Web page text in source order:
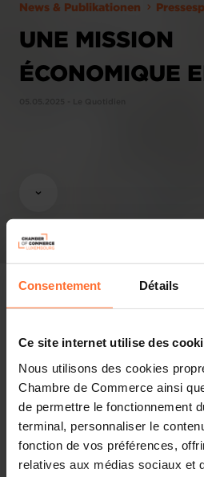
Consentement Détails
Ce site internet utilise des
Nous utilisons des cookies
Chambre de Commerce ainsi
de permettre le fonctionnement
terminal, personnaliser le
fonction de vos préférences,
relatives aux médias sociaux et
News & Publikationen
UNE MISSION
ÉCONOMIQUE
Pressespiegel
Diesen Artikel teilen
Une délégation
menée par Lex Delles, Martine